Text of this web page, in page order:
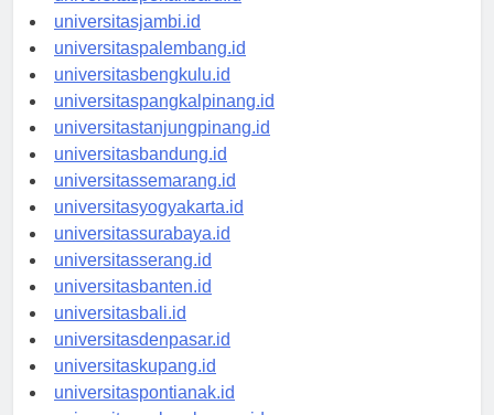
universitaspekanbaru.id
universitasjambi.id
universitaspalembang.id
universitasbengkulu.id
universitaspangkalpinang.id
universitastanjungpinang.id
universitasbandung.id
universitassemarang.id
universitasyogyakarta.id
universitassurabaya.id
universitasserang.id
universitasbanten.id
universitasbali.id
universitasdenpasar.id
universitaskupang.id